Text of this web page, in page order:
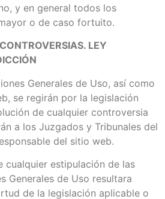
y en general todos los
o de caso fortuito.
LEY
Generales de Uso, así como
se regirán por la legislación
de cualquier controversia
a los Juzgados y Tribunales del
del sitio web.
cualquier estipulación de las
Generales de Uso resultara
de la legislación aplicable o